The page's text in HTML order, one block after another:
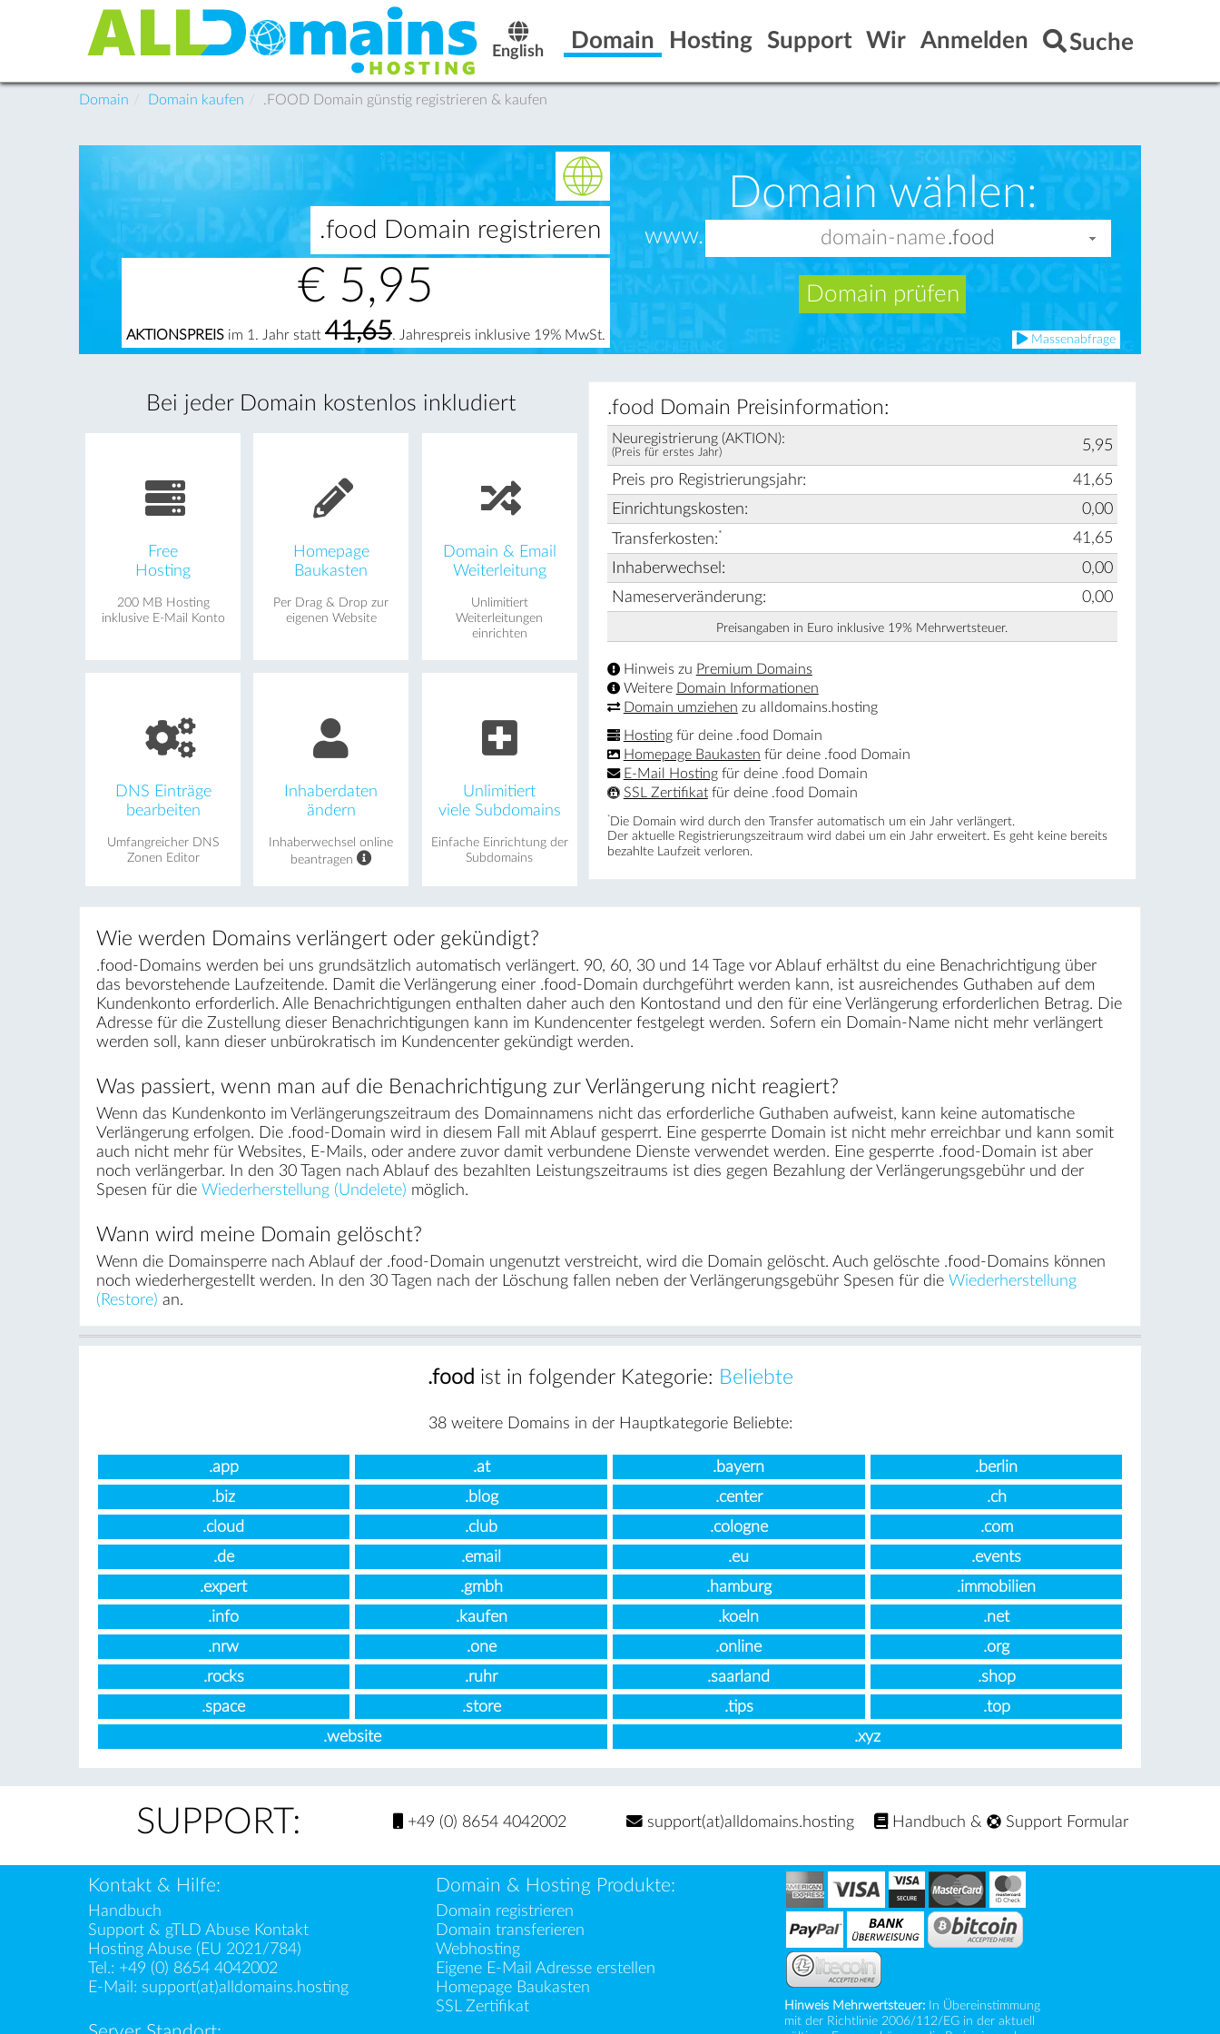
English Domain Hosting Support Wir Anmelden Suche
Domain Domain kaufen .FOOD Domain günstig registrieren & kaufen
.food Domain registrieren
€ 5,95
AKTIONSPREIS im 1. Jahr statt 41,65. Jahrespreis inklusive 19% MwSt.
Domain wählen:
www.
Domain prüfen
Massenabfrage
Bei jeder Domain kostenlos inkludiert
Free
Hosting
200 MB Hosting
inklusive E-Mail Konto
Homepage
Baukasten
Per Drag & Drop zur
eigenen Website
Domain & Email
Weiterleitung
Unlimitiert
Weiterleitungen
einrichten
DNS Einträge
bearbeiten
Umfangreicher DNS
Zonen Editor
Inhaberdaten
ändern
Inhaberwechsel online
beantragen
Unlimitiert
viele Subdomains
Einfache Einrichtung der
Subdomains
.food Domain Preisinformation:
Neuregistrierung (AKTION):
(Preis für erstes Jahr) 5,95
Preis pro Registrierungsjahr:
41,65
Einrichtungskosten:
0,00
Transferkosten:*
41,65
Inhaberwechsel:
0,00
Nameserveränderung:
0,00
Preisangaben in Euro inklusive 19% Mehrwertsteuer.
Hinweis zu Premium Domains
Weitere Domain Informationen
Domain umziehen zu alldomains.hosting
Hostingfür deine .food Domain
Homepage Baukasten für deine .food Domain
E-Mail Hostingfür deine .food Domain
SSL Zertifikatfür deine .food Domain
* Die Domain wird durch den Transfer automatisch um ein Jahr verlängert.
Der aktuelle Registrierungs­zeitraum wird dabei um ein Jahr erweitert. Es geht keine bereits
bezahlte Laufzeit verloren.
Wie werden Domains verlängert oder gekündigt?
.food-Domains werden bei uns grundsätzlich automatisch verlängert. 90, 60, 30 und 14 Tage vor Ablauf erhältst du eine Benachrichtigung über
das bevorstehende Laufzeitende. Damit die Verlängerung einer .food-Domain durchgeführt werden kann, ist ausreichendes Guthaben auf dem
Kundenkonto erforderlich. Alle Benachrichtigungen enthalten daher auch den Kontostand und den für eine Verlängerung erforderlichen Betrag. Die
Adresse für die Zustellung dieser Benachrichtigungen kann im Kundencenter festgelegt werden. Sofern ein Domain-Name nicht mehr verlängert
werden soll, kann dieser unbürokratisch im Kundencenter gekündigt werden.
Was passiert, wenn man auf die Benachrichtigung zur Verlängerung nicht reagiert?
Wenn das Kundenkonto im Verlängerungszeitraum des Domainnamens nicht das erforderliche Guthaben aufweist, kann keine automatische
Verlängerung erfolgen. Die .food-Domain wird in diesem Fall mit Ablauf gesperrt. Eine gesperrte Domain ist nicht mehr erreichbar und kann somit
auch nicht mehr für Websites, E-Mails, oder andere zuvor damit verbundene Dienste verwendet werden. Eine gesperrte .food-Domain ist aber
noch verlängerbar. In den 30 Tagen nach Ablauf des bezahlten Leistungszeitraums ist dies gegen Bezahlung der Verlängerungsgebühr und der
Spesen für die Wiederherstellung (Undelete) möglich.
Wann wird meine Domain gelöscht?
Wenn die Domainsperre nach Ablauf der .food-Domain ungenutzt verstreicht, wird die Domain gelöscht. Auch gelöschte .food-Domains können
noch wiederhergestellt werden. In den 30 Tagen nach der Löschung fallen neben der Verlängerungsgebühr Spesen für die Wiederherstellung
(Restore) an.
.food ist in folgender Kategorie: Beliebte
38 weitere Domains in der Hauptkategorie Beliebte:
.app .at .bayern
.berlin
.biz
.blog .center
.ch
.cloud
.club .cologne
.com
.de
.email .eu
.events
.expert
.gmbh .hamburg
.immobilien
.info
.kaufen .koeln
.net
.nrw
.one .online
.org
.rocks
.ruhr .saarland
.shop
.space
.store .tips
.top
.website
.xyz
SUPPORT: +49 (0) 8654 4042002 support(at)alldomains.hosting Handbuch & Support Formular
Kontakt & Hilfe:
Handbuch
Support & gTLD Abuse Kontakt
Hosting Abuse (EU 2021/784)
Tel.: +49 (0) 8654 4042002
E-Mail: support(at)alldomains.hosting
Domain & Hosting Produkte:
Domain registrieren
Domain transferieren
Webhosting
Eigene E-Mail Adresse erstellen
Homepage Baukasten
SSL Zertifikat
Hinweis Mehrwertsteuer:In Übereinstimmung
mit der Richtlinie 2006/112/EG in der aktuell